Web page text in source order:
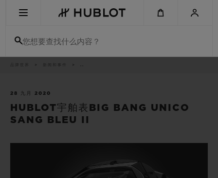
您想要查找什么内容？
新闻和事件 ..
28 九月 2020
HUBLOT宇舶表BIG BANG UNICO
SANG BLEU II
新品腕表